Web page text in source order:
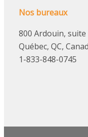
Nos bureaux
800 Ardouin, suite
Québec, QC,
1-833-848-0745